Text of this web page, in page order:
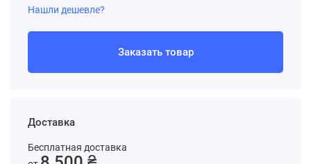
Доставка
Бесплатная доставка
Нашли дешевле?
Заказать товар